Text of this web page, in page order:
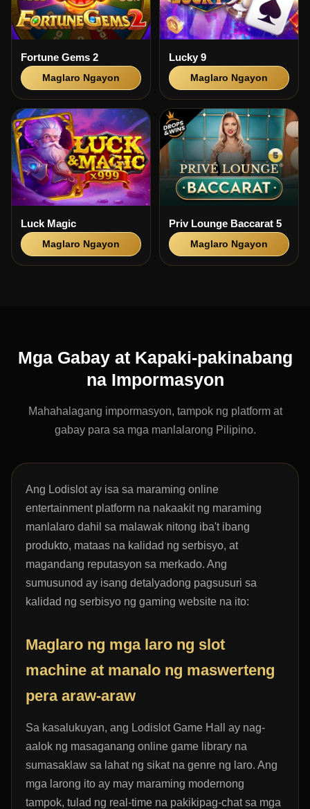
Fortune Gems 2
Maglaro Ngayon
Lucky 9
Maglaro Ngayon
Luck Magic
Maglaro Ngayon
Priv Lounge Baccarat 5
Maglaro Ngayon
Mga Gabay at Kapaki-pakinabang
na Impormasyon
Mahahalagang impormasyon, tampok ng platform at
gabay para sa mga manlalarong Pilipino.
Ang Lodislot ay isa sa maraming online
entertainment platform na nakaakit ng maraming
manlalaro dahil sa malawak nitong iba't ibang
produkto, mataas na kalidad ng serbisyo, at
magandang reputasyon sa merkado. Ang
sumusunod ay isang detalyadong pagsusuri sa
kalidad ng serbisyo ng gaming website na ito:
Maglaro ng mga laro ng slot
machine at manalo ng maswerteng
pera araw-araw
Sa kasalukuyan, ang Lodislot Game Hall ay nag-
aalok ng masaganang online game library na
sumasaklaw sa lahat ng sikat na genre ng laro. Ang
mga larong ito ay may maraming modernong
tampok, tulad ng real-time na pakikipag-chat sa mga